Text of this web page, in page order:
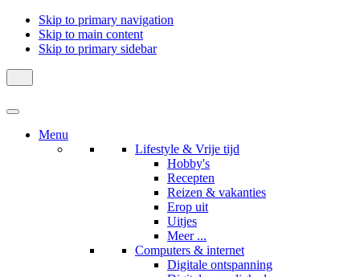
Skip to primary navigation
Skip to main content
Skip to primary sidebar
Menu
Lifestyle & Vrije tijd
Hobby's
Recepten
Reizen & vakanties
Erop uit
Uitjes
Meer ...
Computers & internet
Digitale ontspanning